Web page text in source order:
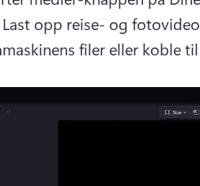
Last opp reise- og
filer eller koble til